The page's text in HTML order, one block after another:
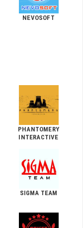
NEVOSOFT
PHANTOMERY
INTERACTIVE
SIGMA TEAM